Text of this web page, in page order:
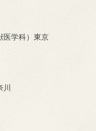
医学科）東京
川